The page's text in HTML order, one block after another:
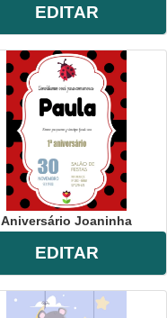
EDITAR
Aniversário Joaninha
EDITAR